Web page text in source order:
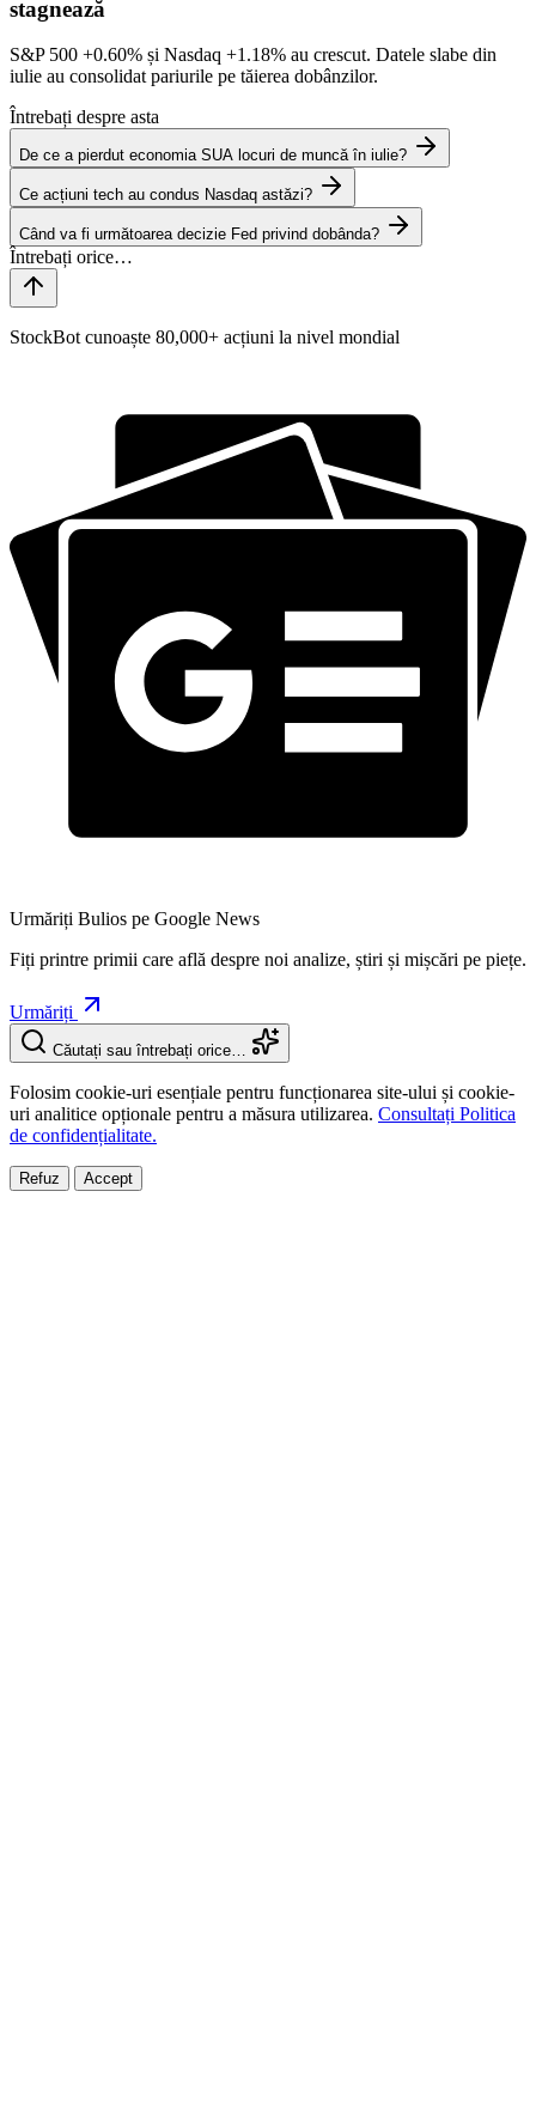
stagnează
S&P 500 +0.60% și Nasdaq +1.18% au crescut. Datele slabe din
iulie au consolidat pariurile pe tăierea dobânzilor.
Întrebați despre asta
De ce a pierdut economia SUA locuri de muncă în iulie?
Ce acțiuni tech au condus Nasdaq astăzi?
Când va fi următoarea decizie Fed privind dobânda?
StockBot cunoaște 80,000+ acțiuni la nivel mondial
Urmăriți Bulios pe Google News
Fiți printre primii care află despre noi analize, știri și mișcări pe piețe.
Urmăriți
Căutați sau întrebați orice…
Folosim cookie-uri esențiale pentru funcționarea site-ului și cookie-
uri analitice opționale pentru a măsura utilizarea. Consultați Politica
de confidențialitate.
Refuz Accept